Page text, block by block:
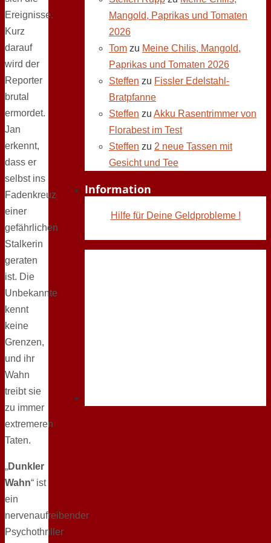
Ereignisse.
Kurz
darauf
wird der
Reporter
brutal
ermordet.
Jan
erkennt,
dass er
selbst ins
Fadenkreuz
einer
gefährlichen
Stalkerin
geraten
ist. Die
Unbekannte
kennt
keine
Grenzen,
und ihr
Wahn
treibt sie
zu immer
extremeren
Taten.
„Dunkler
Wahn“ ist
ein
nervenaufreibender
Psychothriller
Mangold, Paprikas und Tomaten
2026
Tom zu Meine Chilis, Mangold,
Paprikas und Tomaten 2026
Steffen zu Fissler Edelstahl-
Bratpfanne
Steffen zu Akku Rasentrimmer von
Florabest im Test
Steffen zu 2 neue Tassen mit
Gesicht und Tee
Information
Hilfe für Deine Geldprobleme !